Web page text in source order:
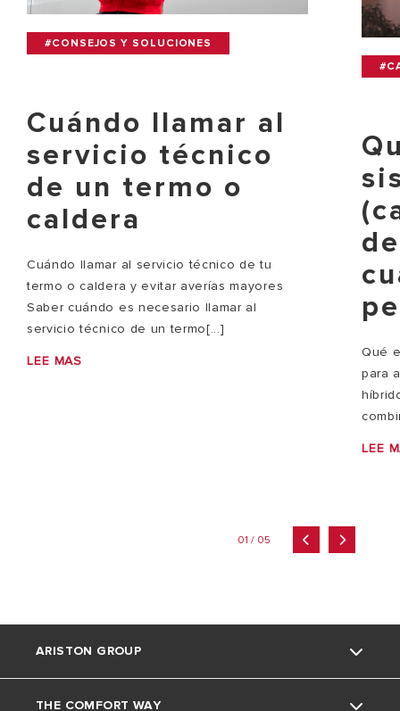
#CONSEJOS Y SOLUCIONES
Cuándo llamar al
servicio técnico
de un termo o
caldera
Cuándo llamar al servicio técnico de tu
termo o caldera y evitar averías mayores
Saber cuándo es necesario llamar al
servicio técnico de un termo[...]
LEE MAS
Qué
para
LEE
01 / 05
ARISTON GROUP
THE COMFORT WAY